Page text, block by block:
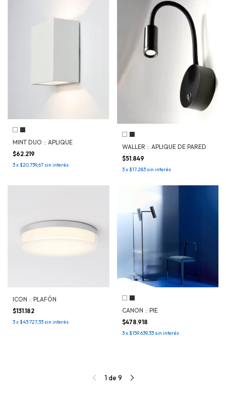
MINT DUO :: APLIQUE
$62.219
3x$20.739,67 sin interés
WALLER :: APLIQUE DE PARED
$51.849
3x$17.283 sin interés
ICON :: PLAFÓN
$131.182
3x$43.727,33 sin interés
CANON :: PIE
$478.918
3x$159.639,33 sin interés
1 de 9